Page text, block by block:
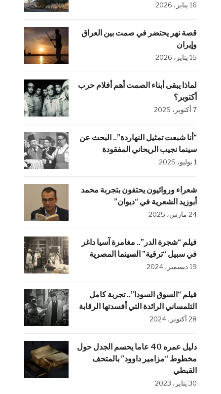
16 يناير، 2026
قصة نهر يحتضر في صمت بين العراق
وإيران
15 يناير، 2026
لماذا يبقى أبناء الصمت أهم أفلام حرب
أكتوبر؟
7 أكتوبر، 2025
“أنا شبعت تمثيل النهاردة”.. البحث عن
سينما نجيب الريحاني المفقودة
1 يوليو، 2025
شعراء وروائيون يحتفون بتجربة محمد
أبوزيد الشعرية في “ديوان”
24 مارس، 2025
فيلم “شجرة الدر”.. مغامرة آسيا داغر
في سبيل “ترقية” السينما المصرية
19 ديسمبر، 2024
فيلم “السوق السودا”.. تجربة كامل
التلمساني الرائدة التي أفسدتها الرقابة
28 أكتوبر، 2024
دليل عمره 40 عاما يحسم الجدل حول
مخطوط “مزامير داوود” بالمتحف
القبطي
30 يناير، 2023